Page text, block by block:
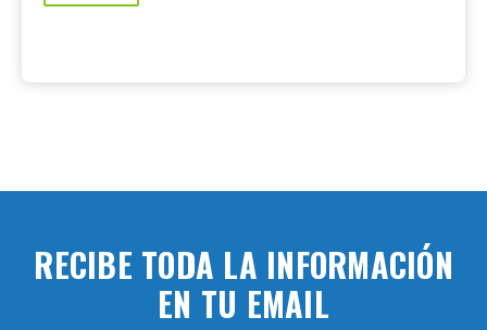
RECIBE TODA LA INFORMACIÓN
EN TU EMAIL